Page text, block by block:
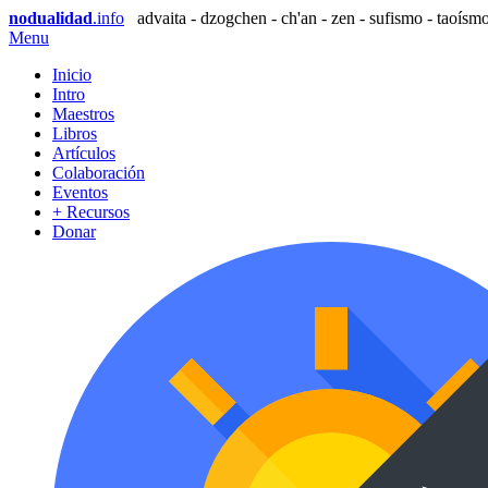
nodualidad.info
advaita - dzogchen - ch'an - zen - sufismo -
Menu
Inicio
Intro
Maestros
Libros
Artículos
Colaboración
Eventos
+ Recursos
Donar